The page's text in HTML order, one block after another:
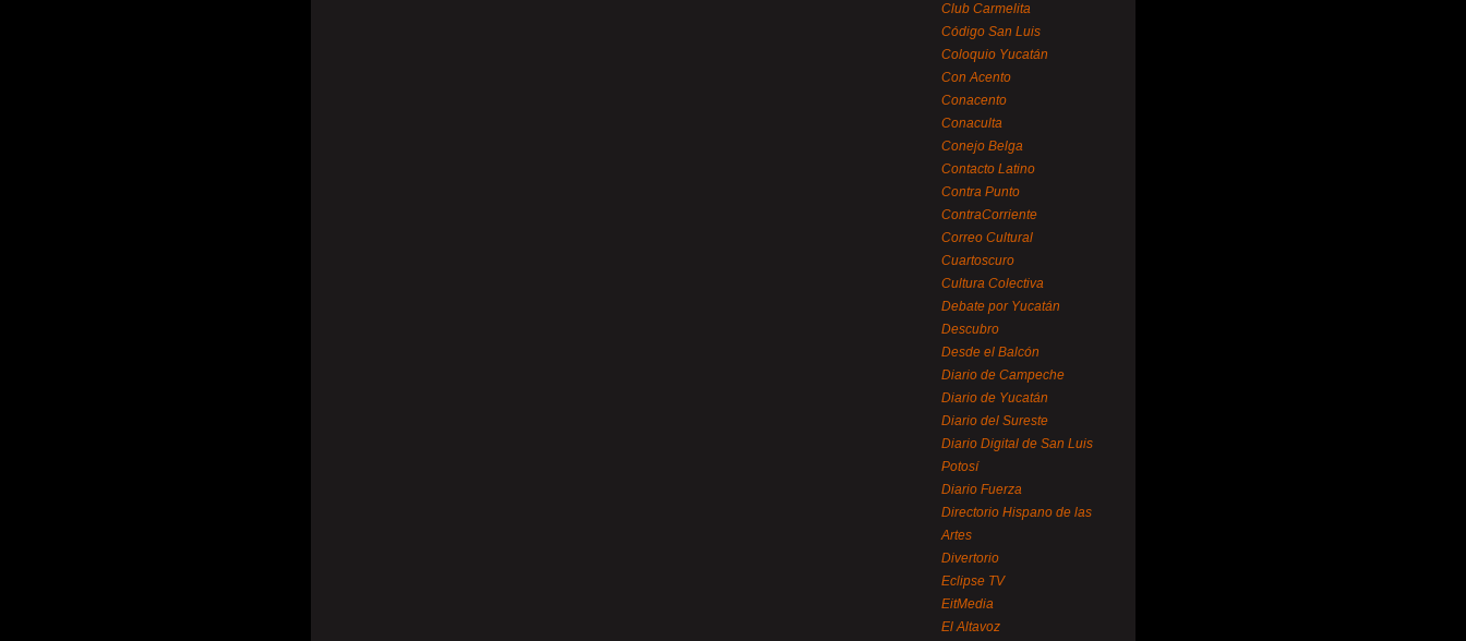
Club Carmelita
Código San Luis
Coloquio Yucatán
Con Acento
Conacento
Conaculta
Conejo Belga
Contacto Latino
Contra Punto
ContraCorriente
Correo Cultural
Cuartoscuro
Cultura Colectiva
Debate por Yucatán
Descubro
Desde el Balcón
Diario de Campeche
Diario de Yucatán
Diario del Sureste
Diario Digital de San Luis
Potosí
Diario Fuerza
Directorio Hispano de las
Artes
Divertorio
Eclipse TV
EitMedia
El Altavoz